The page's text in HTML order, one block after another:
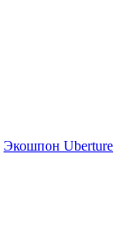
Экошпон Uberture